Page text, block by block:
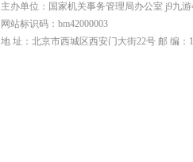
主办单位：国家机关事务管理局办公室 j9九
网站标识码：bm42000003
地 址：北京市西城区西安门大街22号 邮 编：